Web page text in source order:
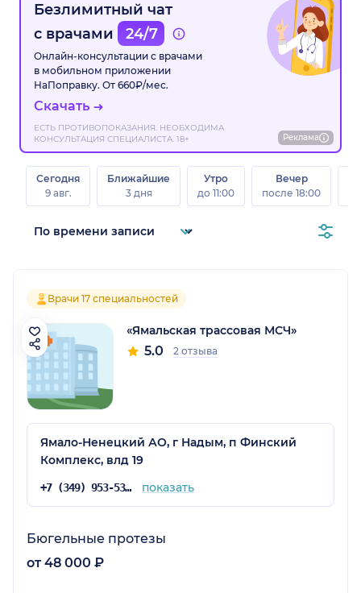
Безлимитный чат
с врачами
24/7
Онлайн-консультации с врачами
в мобильном приложении
НаПоправку. От 660₽/мес.
Скачать
ЕСТЬ ПРОТИВОПОКАЗАНИЯ. НЕОБХОДИМА
КОНСУЛЬТАЦИЯ СПЕЦИАЛИСТА. 18+
Реклама
Сегодня
9 авг.
Ближайшие
3 дня
Утро
до 11:00
Вечер
после 18:00
Врачи 17 специальностей
«Ямальская трассовая МСЧ»
5.0 2 отзыва
Ямало-Ненецкий АО, г Надым, п Финский
Комплекс, влд 19
+7 (349) 953-53-01 показать
Бюгельные протезы
от 48 000 ₽